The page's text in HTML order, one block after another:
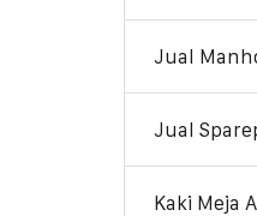
Jual
Jual
Kaki Meja